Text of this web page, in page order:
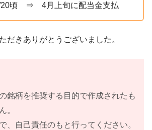
20頃 ⇒ 4月上旬に配当金支払
だきありがとうございました。
銘柄を推奨する目的で作成されたも
。
、自己責任のもと行ってください。